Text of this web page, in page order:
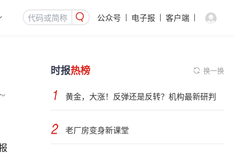
公众号 电子报 客户端
时报热榜 换一换
黄金，大涨！反弹还是反转？机构最新研判
老厂房变身新课堂